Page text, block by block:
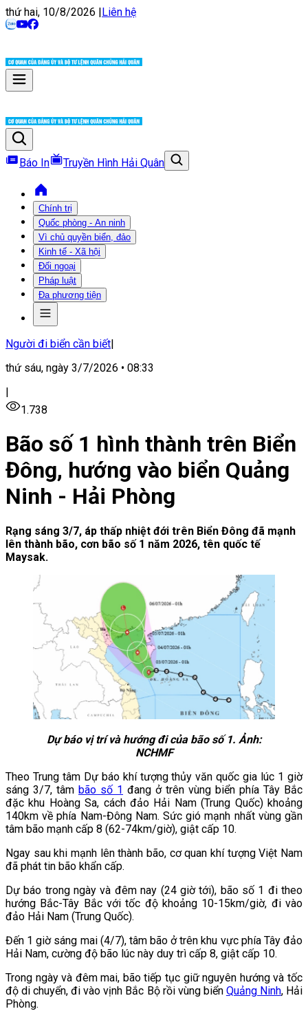
thứ hai, 10/8/2026 |Liên hệ
Báo In Truyền Hình Hải Quân
Chính trị
Quốc phòng - An ninh
Vì chủ quyền biển, đảo
Kinh tế - Xã hội
Đối ngoại
Pháp luật
Đa phương tiện
Người đi biển cần biết|
thứ sáu, ngày 3/7/2026 • 08:33
|
1.738
Bão số 1 hình thành trên Biển
Đông, hướng vào biển Quảng
Ninh - Hải Phòng
Rạng sáng 3/7, áp thấp nhiệt đới trên Biển Đông đã mạnh
lên thành bão, cơn bão số 1 năm 2026, tên quốc tế
Maysak.
Dự báo vị trí và hướng đi của bão số 1. Ảnh:
NCHMF
Theo Trung tâm Dự báo khí tượng thủy văn quốc gia lúc 1 giờ
sáng 3/7, tâm bão số 1 đang ở trên vùng biển phía Tây Bắc
đặc khu Hoàng Sa, cách đảo Hải Nam (Trung Quốc) khoảng
140km về phía Nam-Đông Nam. Sức gió mạnh nhất vùng gần
tâm bão mạnh cấp 8 (62-74km/giờ), giật cấp 10.
Ngay sau khi mạnh lên thành bão, cơ quan khí tượng Việt Nam
đã phát tin bão khẩn cấp.
Dự báo trong ngày và đêm nay (24 giờ tới), bão số 1 đi theo
hướng Bắc-Tây Bắc với tốc độ khoảng 10-15km/giờ, đi vào
đảo Hải Nam (Trung Quốc).
Đến 1 giờ sáng mai (4/7), tâm bão ở trên khu vực phía Tây đảo
Hải Nam, cường độ bão lúc này duy trì cấp 8, giật cấp 10.
Trong ngày và đêm mai, bão tiếp tục giữ nguyên hướng và tốc
độ di chuyển, đi vào vịnh Bắc Bộ rồi vùng biển Quảng Ninh, Hải
Phòng.